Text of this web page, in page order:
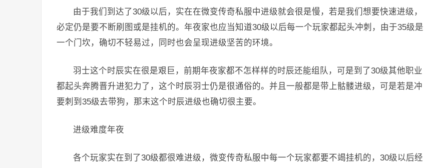
由于我们到达了30级以后，实在在微变传奇私服中进级就会很是慢，若是我们想要快速进级，
必定仍是要不断刷图或是挂机的。年夜家也应当知道30级以后每一个玩家都起头冲刺，由于35级是
一个门坎，确切不轻易过，同时也会呈现进级坚苦的环境。
羽士这个时辰实在很是艰巨，前期年夜家都不怎样样的时辰还能组队，可是到了30级其他职业
都起头奔腾晋升进犯力了，这个时辰羽士仍是很通俗的。并且一般都是带上骷髅进级，可是若是冲
要刺到35级去带狗，那末这个时辰进级也确切很主要。
进级难度年夜
各个玩家实在到了30级都很难进级，微变传奇私服中每一个玩家都要不竭挂机的，30级以后经